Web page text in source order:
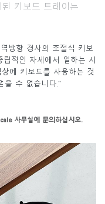
키보드 트레이는
타 근골격계 질환
체로 자리 매김했으
합친 것보다 더 많
방향 경사의 조절식 키보
적인 자세에서 일하는 시
에 키보드를 사용하는 것
을 수 없습니다."
사무실에 문의하십시오.